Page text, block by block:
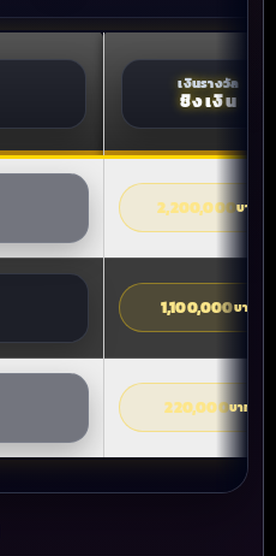
เงินรางวัล
ชิงเงิน
2,200,000บาท
1,100,000บาท
220,000บาท